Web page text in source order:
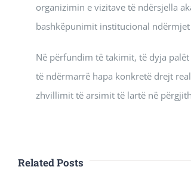
organizimin e vizitave të ndërsjella
bashkëpunimit institucional
Në përfundim të takimit, të dyja
të ndërmarrë hapa konkretë drejt
zhvillimit të arsimit të lartë në
Related Posts